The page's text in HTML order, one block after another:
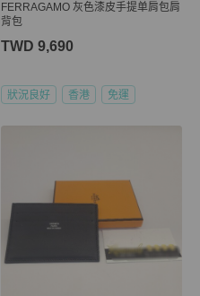
FERRAGAMO 灰色漆皮手提单肩包肩
背包
TWD 9,690
狀況良好 香港 免運